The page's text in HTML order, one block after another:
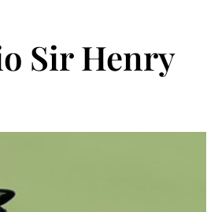
Sir Henry